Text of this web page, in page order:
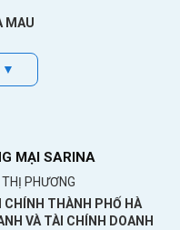
MAU
▼
MẠI SARINA
PHƯƠNG
THÀNH PHỐ HÀ
VÀ TÀI CHÍNH DOANH